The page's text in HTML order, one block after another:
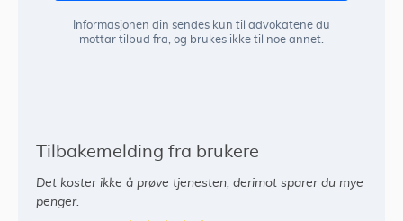
Informasjonen din sendes kun til advokatene du
mottar tilbud fra, og brukes ikke til noe annet.
Tilbakemelding fra brukere
Det koster ikke å prøve tjenesten, derimot sparer du mye
penger.